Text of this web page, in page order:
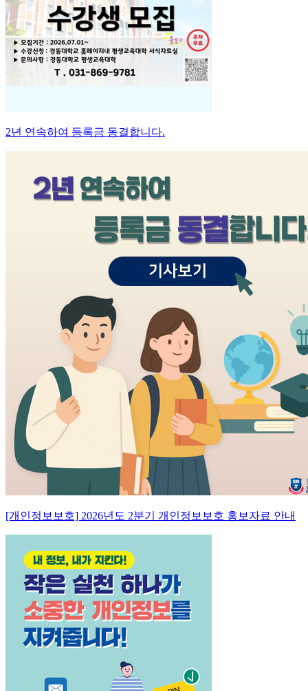
2년 연속하여 등록금 동결합니다.
[개인정보보호] 2026년도 2분기 개인정보보호 홍보자료 안내